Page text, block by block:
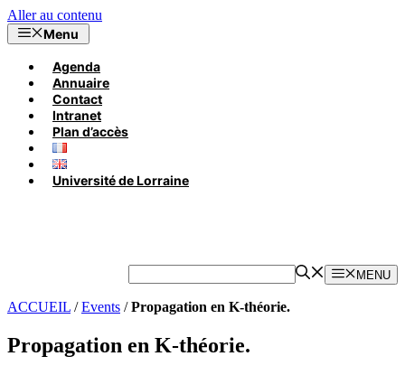
Aller au contenu
Menu
Agenda
Annuaire
Contact
Intranet
Plan d’accès
Université de Lorraine
MENU
ACCUEIL /Events /Propagation en K-théorie.
Propagation en K-théorie.